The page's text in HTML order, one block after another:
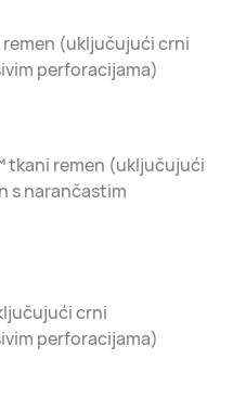
(uključujući crni
perforacijama)
tkani remen (uključujući
s narančastim
crni
perforacijama)